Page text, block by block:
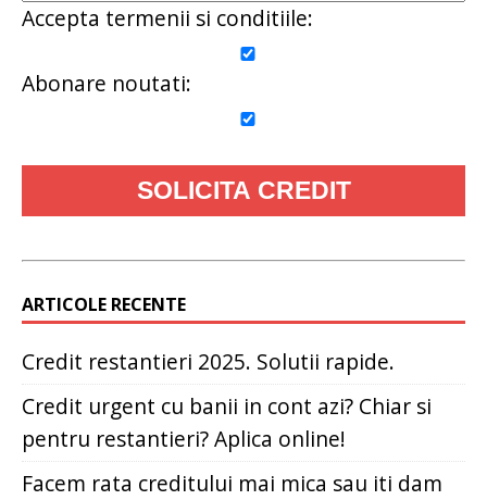
Accepta termenii si conditiile:
Abonare noutati:
ARTICOLE RECENTE
Credit restantieri 2025. Solutii rapide.
Credit urgent cu banii in cont azi? Chiar si
pentru restantieri? Aplica online!
Facem rata creditului mai mica sau iti dam